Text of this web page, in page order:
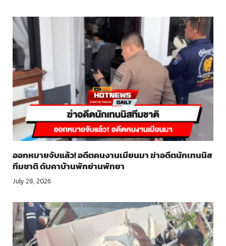
ออกหมายจับแล้ว! อดีตคนงานเมียนมา ฆ่าอดีตนักเทนนิส
ทีมชาติ ดับคาบ้านพักย่านพัทยา
July 28, 2026